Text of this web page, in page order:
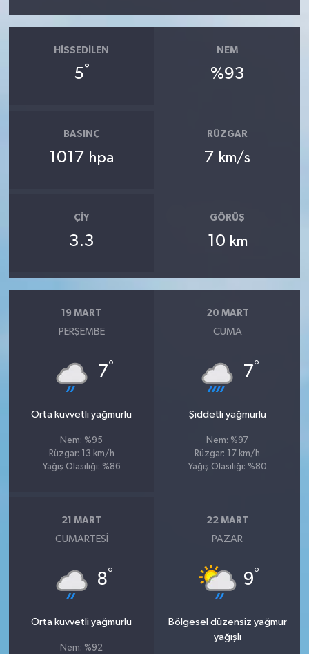
HISSEDILEN
5°
NEM
%93
BASINÇ
1017 hpa
RÜZGAR
7 km/s
ÇIY
3.3
GÖRÜŞ
10 km
19 MART
PERŞEMBE
7°
Orta kuvvetli yağmurlu
Nem: %95
Rüzgar: 13 km/h
Yağış Olasılığı: %86
20 MART
CUMA
7°
Şiddetli yağmurlu
Nem: %97
Rüzgar: 17 km/h
Yağış Olasılığı: %80
21 MART
CUMARTESI
8°
Orta kuvvetli yağmurlu
Nem: %92
22 MART
PAZAR
9°
Bölgesel düzensiz yağmur
yağışlı